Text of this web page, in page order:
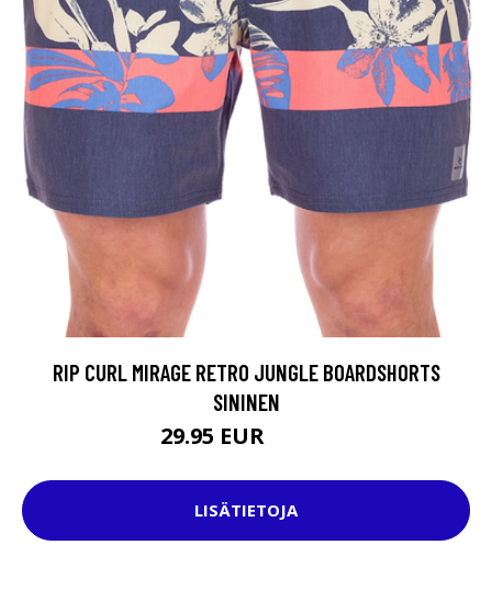
RIP CURL MIRAGE RETRO JUNGLE BOARDSHORTS
SININEN
29.95 EUR
LISÄTIETOJA